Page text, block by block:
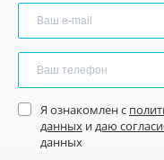
Я ознакомлен с
данных идаю
данных